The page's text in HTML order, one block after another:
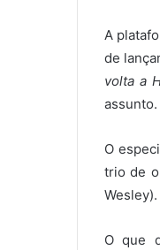
A
de
volta a
assunto.
O
trio de
Wesley).
O que